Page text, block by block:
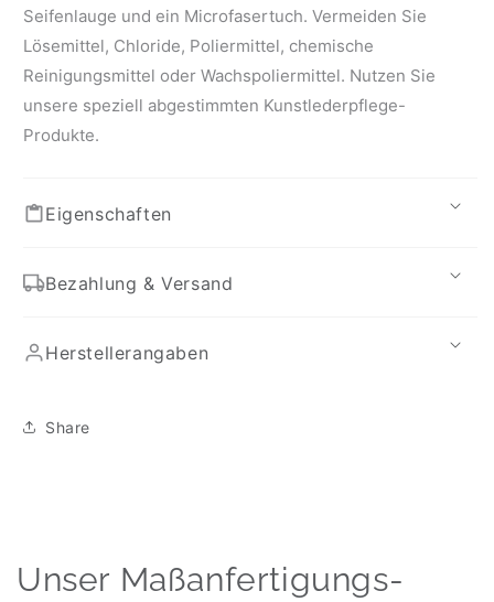
Seifenlauge und ein Microfasertuch. Vermeiden Sie
Lösemittel, Chloride, Poliermittel, chemische
Reinigungsmittel oder Wachspoliermittel. Nutzen Sie
unsere speziell abgestimmten Kunstlederpflege-
Produkte.
Eigenschaften
Bezahlung & Versand
Herstellerangaben
Share
Unser Maßanfertigungs-